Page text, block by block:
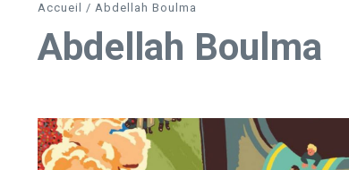
Accueil / Abdellah Boulma
Abdellah Boulma